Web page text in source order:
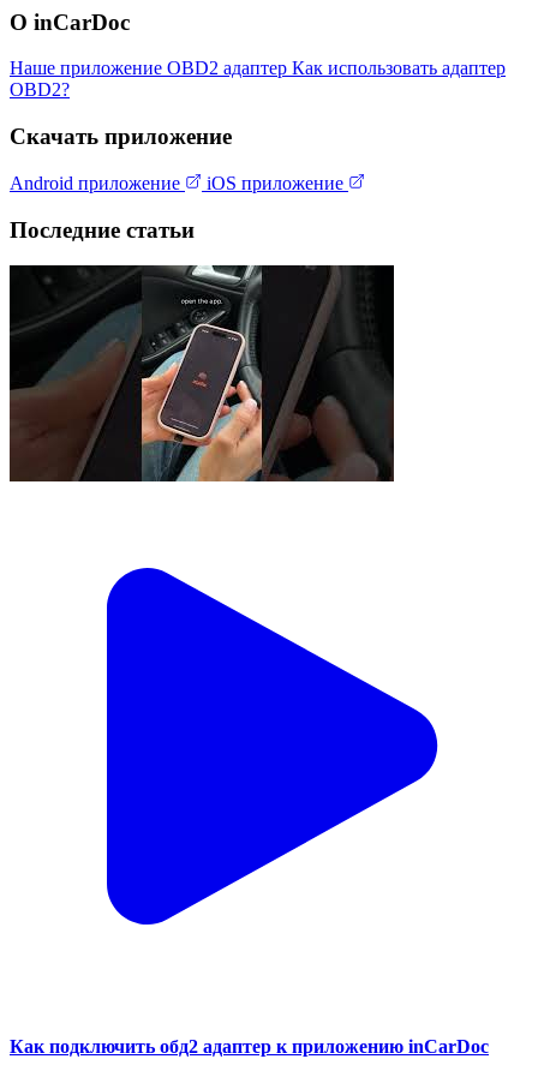
О inCarDoc
Наше приложение OBD2 адаптер Как использовать адаптер
OBD2?
Скачать приложение
Android приложение iOS приложение
Последние статьи
Как подключить обд2 адаптер к приложению inCarDoc